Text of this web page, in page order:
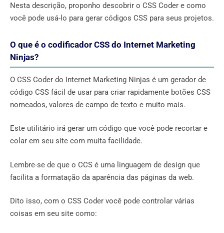
Nesta descrição, proponho descobrir o CSS Coder e como
você pode usá-lo para gerar códigos CSS para seus projetos.
O que é o codificador CSS do Internet Marketing
Ninjas?
O CSS Coder do Internet Marketing Ninjas é um gerador de
código CSS fácil de usar para criar rapidamente botões CSS
nomeados, valores de campo de texto e muito mais.
Este utilitário irá gerar um código que você pode recortar e
colar em seu site com muita facilidade.
Lembre-se de que o CCS é uma linguagem de design que
facilita a formatação da aparência das páginas da web.
Dito isso, com o CSS Coder você pode controlar várias
coisas em seu site como: